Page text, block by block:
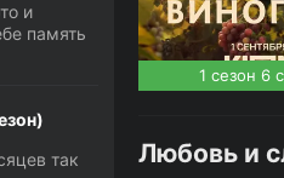
1 сезон 6
Любовь и
и
память
так